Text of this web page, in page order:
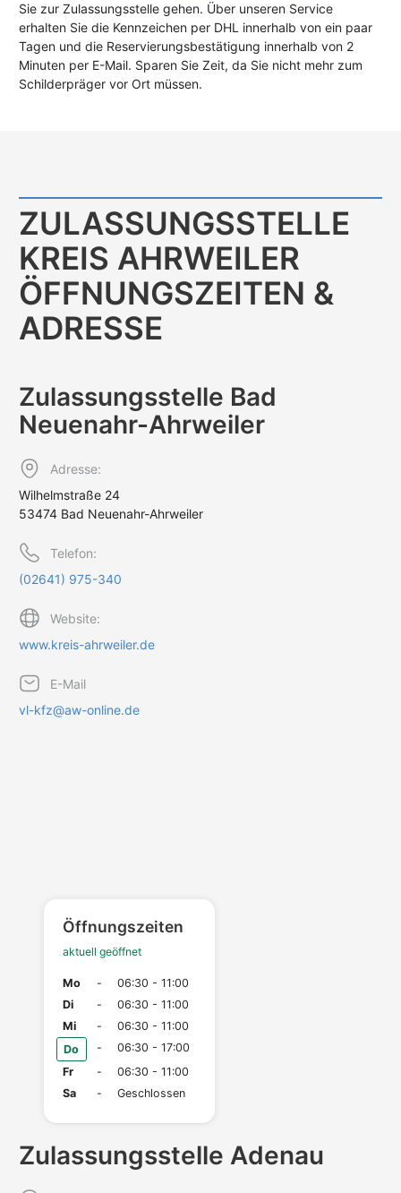
Sie zur Zulassungsstelle gehen. Über unseren Service
erhalten Sie die Kennzeichen per DHL innerhalb von ein paar
Tagen und die Reservierungsbestätigung innerhalb von 2
Minuten per E-Mail. Sparen Sie Zeit, da Sie nicht mehr zum
Schilderpräger vor Ort müssen.
ZULASSUNGS­STELLE
KREIS AHRWEILER
ÖFFNUNGS­ZEITEN &
ADRESSE
Zulassungs­stelle Bad
Neuenahr-Ahrweiler
Adresse:
Wilhelmstraße 24
53474 Bad Neuenahr-Ahrweiler
Telefon:
(02641) 975-340
Website:
www.kreis-ahrweiler.de
E-Mail
vl-kfz@aw-online.de
Öffnungszeiten
aktuell geöffnet
Mo -
06:30 - 11:00
Di
-
06:30 - 11:00
Mi
-
06:30 - 11:00
Do
-
06:30 - 17:00
Fr
-
06:30 - 11:00
Sa
- Geschlossen
Zulassungs­stelle Adenau